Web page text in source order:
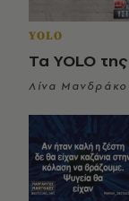
YOLO
Τα YOLO
Λίνα